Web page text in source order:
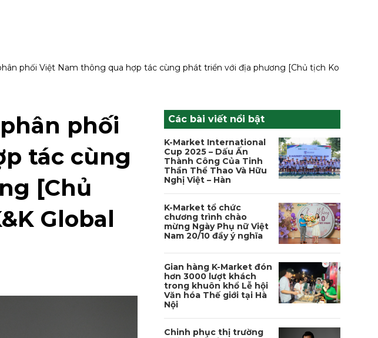
phối Việt Nam thông qua hợp tác cùng phát triển với địa phương [Chủ tịch Ko
phối
tác cùng
[Chủ
Global
Các bài viết nổi bật
K-Market International
Cup 2025 – Dấu Ấn
Thành Công Của Tinh
Thần Thể Thao Và Hữu
Nghị Việt – Hàn
K-Market tổ chức
chương trình chào
mừng Ngày Phụ nữ Việt
Nam 20/10 đầy ý nghĩa
Gian hàng K-Market đón
hơn 3000 lượt khách
trong khuôn khổ Lễ hội
Văn hóa Thế giới tại Hà
Nội
Chinh phục thị trường